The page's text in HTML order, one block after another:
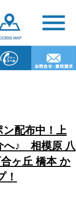
配布中！上
へ♪ 相模原 八
ヶ丘 橋本 か
！